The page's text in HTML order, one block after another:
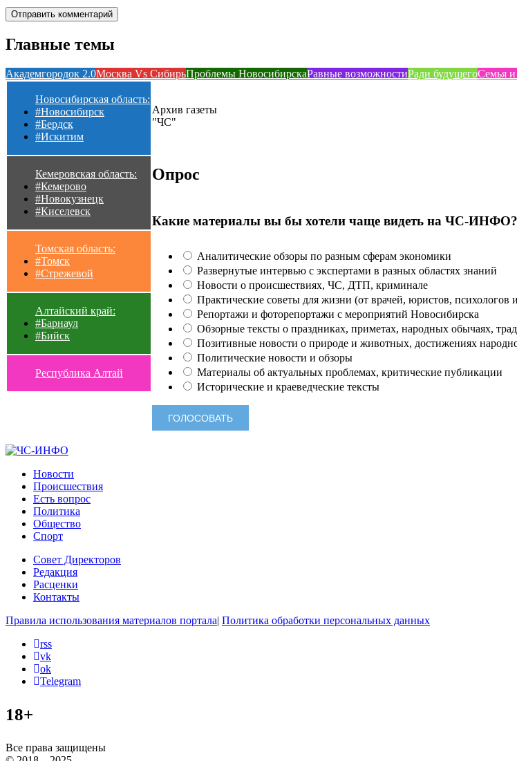
Главные темы
Академгородок 2.0Москва Vs СибирьПроблемы НовосибирскаРавные возможностиРади будущегоСемья и
Новосибирская область:
#Новосибирск
#Бердск
#Искитим
Кемеровская область:
#Кемерово
#Новокузнецк
#Киселевск
Томская область:
#Томск
#Стрежевой
Алтайский край:
#Барнаул
#Бийск
Республика Алтай
Архив газеты
"ЧС"
Опрос
Какие материалы вы бы хотели чаще видеть на ЧС-ИНФО?
Аналитические обзоры по разным сферам экономики
Развернутые интервью с экспертами в разных областях знаний
Новости о происшествиях, ЧС, ДТП, криминале
Практические советы для жизни (от врачей, юристов, психологов
Репортажи и фоторепортажи с мероприятий Новосибирска
Обзорные тексты о праздниках, приметах, народных обычаях,
Позитивные новости о природе и животных, достижениях
Политические новости и обзоры
Материалы об актуальных проблемах, критические публикации
Исторические и краеведческие тексты
Новости
Происшествия
Есть вопрос
Политика
Общество
Спорт
Совет Директоров
Редакция
Расценки
Контакты
Правила использования материалов портала| Политика обработки персональных данных
rss
vk
ok
Telegram
18+
Все права защищены